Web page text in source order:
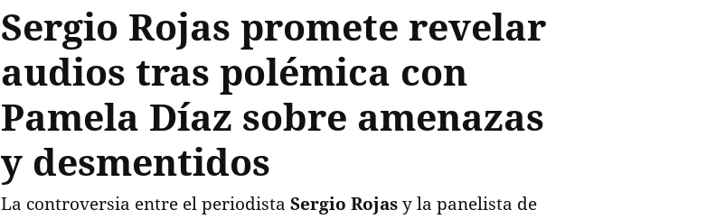
Sergio Rojas promete revelar
audios tras polémica con
Pamela Díaz sobre amenazas
y desmentidos
La controversia entre el periodistaSergio Rojasy la panelista de